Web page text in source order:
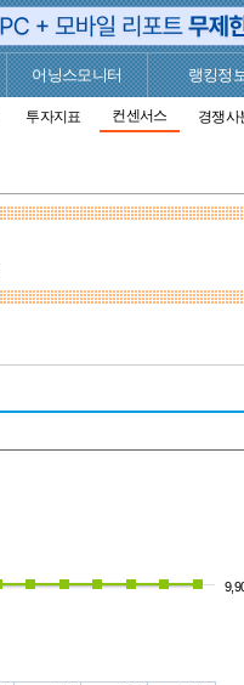
어닝스모니터 랭킹정
투자지표 컨센서스 경쟁사